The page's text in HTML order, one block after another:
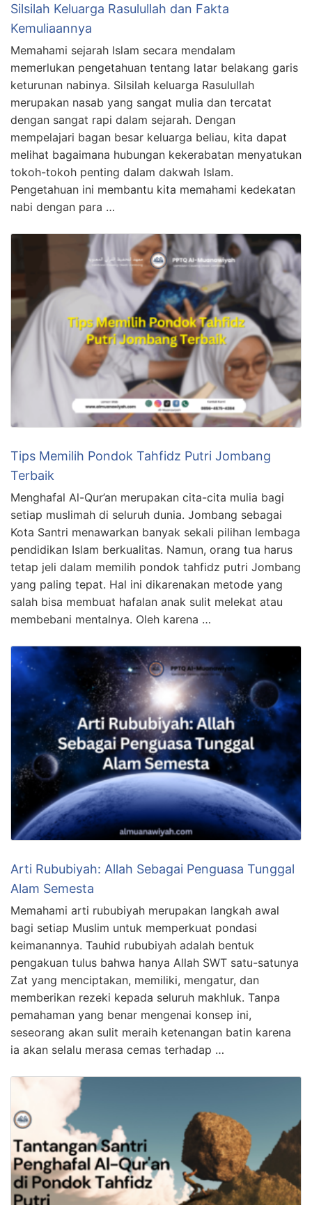
Silsilah Keluarga Rasulullah dan Fakta
Kemuliaannya
Memahami sejarah Islam secara mendalam
memerlukan pengetahuan tentang latar belakang garis
keturunan nabinya. Silsilah keluarga Rasulullah
merupakan nasab yang sangat mulia dan tercatat
dengan sangat rapi dalam sejarah. Dengan
mempelajari bagan besar keluarga beliau, kita dapat
melihat bagaimana hubungan kekerabatan menyatukan
tokoh-tokoh penting dalam dakwah Islam.
Pengetahuan ini membantu kita memahami kedekatan
nabi dengan para …
Tips Memilih Pondok Tahfidz Putri Jombang
Terbaik
Menghafal Al-Qur’an merupakan cita-cita mulia bagi
setiap muslimah di seluruh dunia. Jombang sebagai
Kota Santri menawarkan banyak sekali pilihan lembaga
pendidikan Islam berkualitas. Namun, orang tua harus
tetap jeli dalam memilih pondok tahfidz putri Jombang
yang paling tepat. Hal ini dikarenakan metode yang
salah bisa membuat hafalan anak sulit melekat atau
membebani mentalnya. Oleh karena …
Arti Rububiyah: Allah Sebagai Penguasa Tunggal
Alam Semesta
Memahami arti rububiyah merupakan langkah awal
bagi setiap Muslim untuk memperkuat pondasi
keimanannya. Tauhid rububiyah adalah bentuk
pengakuan tulus bahwa hanya Allah SWT satu-satunya
Zat yang menciptakan, memiliki, mengatur, dan
memberikan rezeki kepada seluruh makhluk. Tanpa
pemahaman yang benar mengenai konsep ini,
seseorang akan sulit meraih ketenangan batin karena
ia akan selalu merasa cemas terhadap …